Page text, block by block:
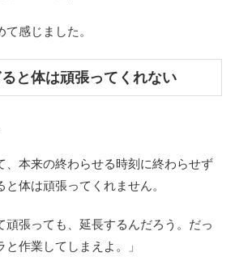
感じました。
と体は頑張ってくれない
、本来の終わらせる時刻に終わらせず
体は頑張ってくれません。
頑張っても、延長するんだろう。だっ
作業してしまえよ。」